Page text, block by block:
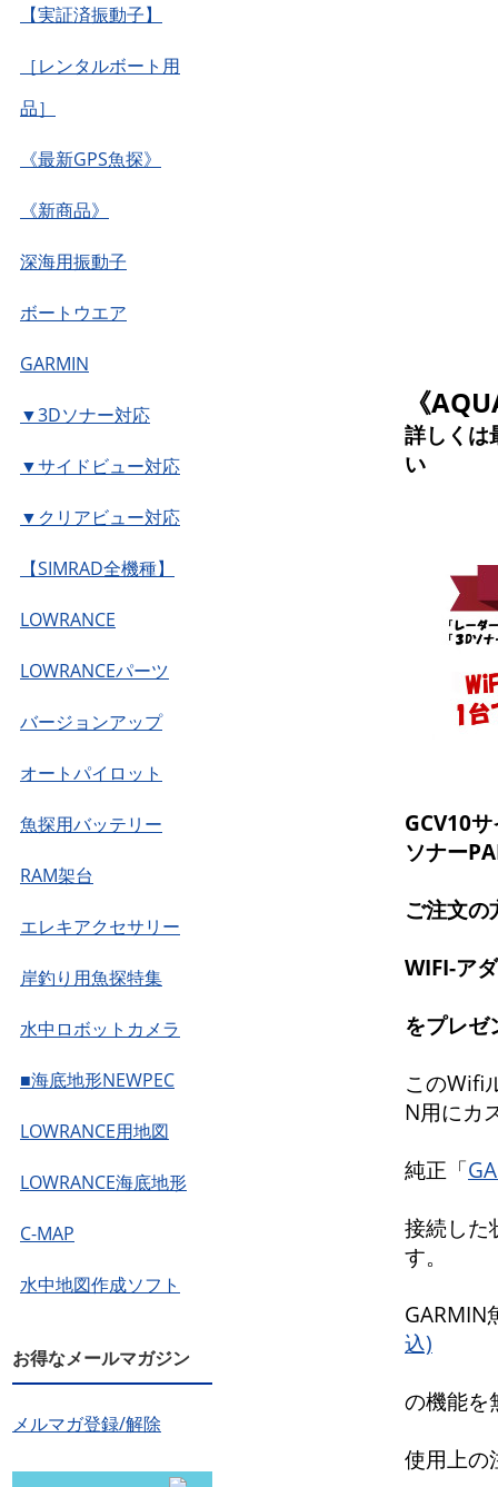
【実証済振動子】
［レンタルボート用
品］
《最新GPS魚探》
《新商品》
深海用振動子
ボートウエア
GARMIN
▼3Dソナー対応
▼サイドビュー対応
▼クリアビュー対応
【SIMRAD全機種】
LOWRANCE
LOWRANCEパーツ
バージョンアップ
オートパイロット
魚探用バッテリー
RAM架台
エレキアクセサリー
岸釣り用魚探特集
水中ロボットカメラ
■海底地形NEWPEC
LOWRANCE用地図
LOWRANCE海底地形
C-MAP
水中地図作成ソフト
お得なメールマガジン
メルマガ登録/解除
《
詳しくは
い
GCV10
ソナー
ご注文の
WIFI-ア
をプレゼ
このWifi
N用にカ
純正「
接続した
す。
込)
の機能を
使用上の